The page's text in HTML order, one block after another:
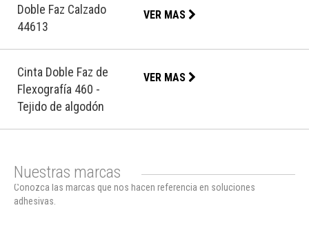
Doble Faz Calzado
44613
VER MAS
Cinta Doble Faz de
Flexografía 460 -
Tejido de algodón
VER MAS
Nuestras marcas
Conozca las marcas que nos hacen referencia en soluciones
adhesivas.